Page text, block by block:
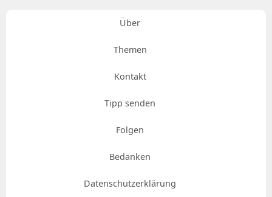
Über
Themen
Kontakt
Tipp senden
Folgen
Bedanken
Datenschutzerklärung